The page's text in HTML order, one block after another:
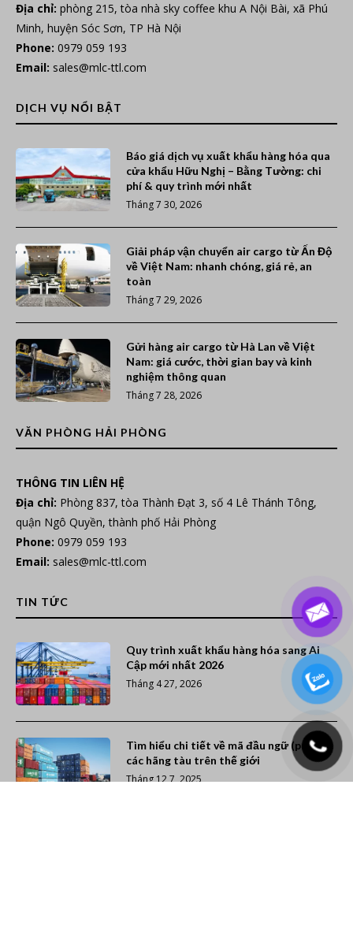
Địa chỉ: phòng 215, tòa nhà sky coffee khu A Nội Bài, xã Phú
Minh, huyện Sóc Sơn, TP Hà Nội
Phone: 0979 059 193
Email: sales@mlc-ttl.com
DỊCH VỤ NỔI BẬT
Báo giá dịch vụ xuất khẩu hàng hóa qua
cửa khẩu Hữu Nghị – Bằng Tường: chi
phí & quy trình mới nhất
Tháng 7 30, 2026
Giải pháp vận chuyển air cargo từ Ấn Độ
về Việt Nam: nhanh chóng, giá rẻ, an
toàn
Tháng 7 29, 2026
Gửi hàng air cargo từ Hà Lan về Việt
Nam: giá cước, thời gian bay và kinh
nghiệm thông quan
Tháng 7 28, 2026
VĂN PHÒNG HẢI PHÒNG
THÔNG TIN LIÊN HỆ
Địa chỉ: Phòng 837, tòa Thành Đạt 3, số 4 Lê Thánh Tông,
quận Ngô Quyền, thành phố Hải Phòng
Phone: 0979 059 193
Email: sales@mlc-ttl.com
TIN TỨC
Quy trình xuất khẩu hàng hóa sang Ai
Cập mới nhất 2026
Tháng 4 27, 2026
Tìm hiểu chi tiết về mã đầu ngữ (prefix)
các hãng tàu trên thế giới
Tháng 12 7, 2025